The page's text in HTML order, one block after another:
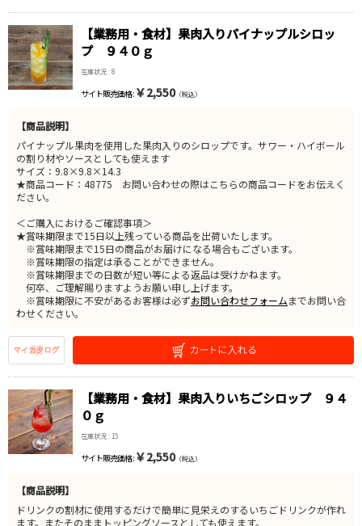
【業務用・食材】果肉入りパイナップルシロッ
プ ９４０ｇ
在庫状況 : 8
サイト販売価格 : ￥2,550（税込）
【商品説明】
パイナップル果肉を使用した果肉入りのシロップです。サワー・ハイボール
の割り材やソースとしても使えます
サイズ：9.8×9.8×14.3
★商品コード：48775 お問い合わせの際はこちらの商品コードをお伝えく
ださい。
＜ご購入におけるご確認事項＞
★賞味期限まで15日以上残っている商品を出荷いたします。
※賞味期限まで15日の商品がお届けになる場合もございます。
※賞味期限の指定は承ることができません。
※賞味期限までの日数が短い等による返品は受けかねます。
何卒、ご理解賜りますようお願い申し上げます。
※賞味期限に不安があるお客様は必ずお問い合わせフォームまでお問い合
わせください。
【業務用・食材】果肉入りいちごシロップ ９４
０ｇ
在庫状況 : 15
サイト販売価格 : ￥2,550（税込）
【商品説明】
ドリンクの割材に使用するだけで簡単に見栄えのするいちごドリンクが作れ
ます。またそのままトッピングソースとしても使えます。